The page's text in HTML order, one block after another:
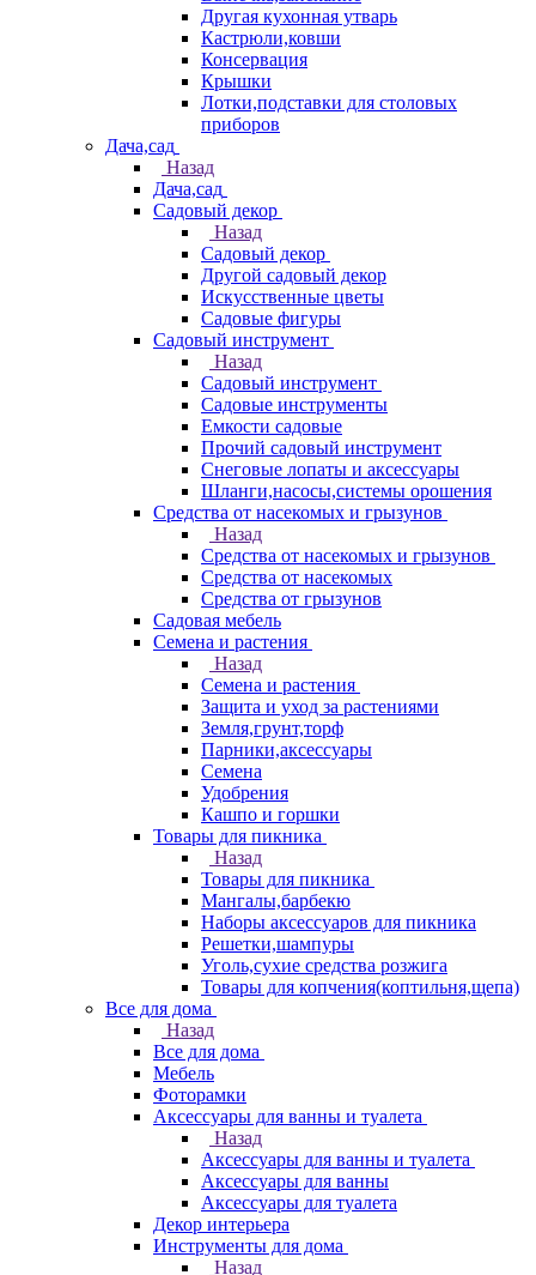
Другая кухонная утварь
Кастрюли,ковши
Консервация
Крышки
Лотки,подставки для столовых
приборов
Дача,сад
Назад
Дача,сад
Садовый декор
Назад
Садовый декор
Другой садовый декор
Искусственные цветы
Садовые фигуры
Садовый инструмент
Назад
Садовый инструмент
Садовые инструменты
Емкости садовые
Прочий садовый инструмент
Снеговые лопаты и аксессуары
Шланги,насосы,системы орошения
Средства от насекомых и грызунов
Назад
Средства от насекомых и грызунов
Средства от насекомых
Средства от грызунов
Садовая мебель
Семена и растения
Назад
Семена и растения
Защита и уход за растениями
Земля,грунт,торф
Парники,аксессуары
Семена
Удобрения
Кашпо и горшки
Товары для пикника
Назад
Товары для пикника
Мангалы,барбекю
Наборы аксессуаров для пикника
Решетки,шампуры
Уголь,сухие средства розжига
Товары для копчения(коптильня,щепа)
Все для дома
Назад
Все для дома
Мебель
Фоторамки
Аксессуары для ванны и туалета
Назад
Аксессуары для ванны и туалета
Аксессуары для ванны
Аксессуары для туалета
Декор интерьера
Инструменты для дома
Назад